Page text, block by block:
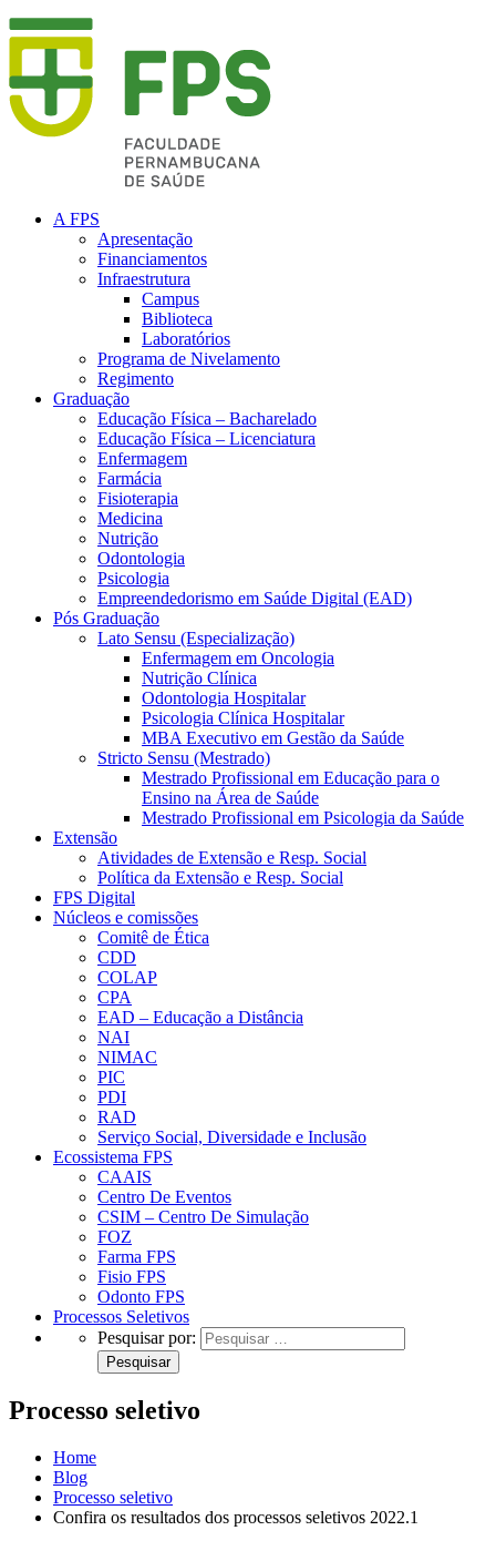
A FPS
Apresentação
Financiamentos
Infraestrutura
Campus
Biblioteca
Laboratórios
Programa de Nivelamento
Regimento
Graduação
Educação Física – Bacharelado
Educação Física – Licenciatura
Enfermagem
Farmácia
Fisioterapia
Medicina
Nutrição
Odontologia
Psicologia
Empreendedorismo em Saúde Digital (EAD)
Pós Graduação
Lato Sensu (Especialização)
Enfermagem em Oncologia
Nutrição Clínica
Odontologia Hospitalar
Psicologia Clínica Hospitalar
MBA Executivo em Gestão da Saúde
Stricto Sensu (Mestrado)
Mestrado Profissional em Educação para o
Ensino na Área de Saúde
Mestrado Profissional em Psicologia da Saúde
Extensão
Atividades de Extensão e Resp. Social
Política da Extensão e Resp. Social
FPS Digital
Núcleos e comissões
Comitê de Ética
CDD
COLAP
CPA
EAD – Educação a Distância
NAI
NIMAC
PIC
PDI
RAD
Serviço Social, Diversidade e Inclusão
Ecossistema FPS
CAAIS
Centro De Eventos
CSIM – Centro De Simulação
FOZ
Farma FPS
Fisio FPS
Odonto FPS
Processos Seletivos
Pesquisar por:
Processo seletivo
Home
Blog
Processo seletivo
Confira os resultados dos processos seletivos 2022.1